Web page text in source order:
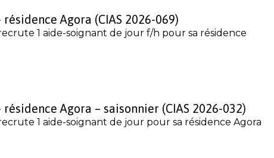
Agora (CIAS 2026-069)
1 aide-soignant de jour f/h pour sa résidence
Agora – saisonnier (CIAS 2026-032)
1 aide-soignant de jour pour sa résidence Agora